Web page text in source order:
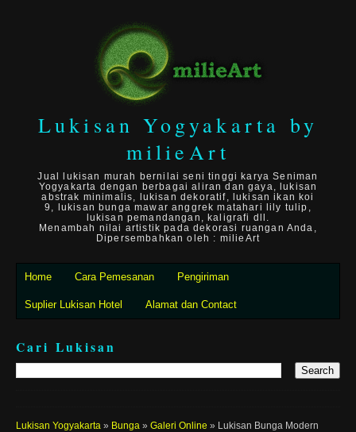
Lukisan Yogyakarta by
milieArt
Jual lukisan murah bernilai seni tinggi karya Seniman
Yogyakarta dengan berbagai aliran dan gaya, lukisan
abstrak minimalis, lukisan dekoratif, lukisan ikan koi
9, lukisan bunga mawar anggrek matahari lily tulip,
lukisan pemandangan, kaligrafi dll.
Menambah nilai artistik pada dekorasi ruangan Anda,
Dipersembahkan oleh : milieArt
Home Cara Pemesanan Pengiriman
Suplier Lukisan Hotel Alamat dan Contact
Cari Lukisan
Lukisan Yogyakarta » Bunga » Galeri Online » Lukisan Bunga Modern